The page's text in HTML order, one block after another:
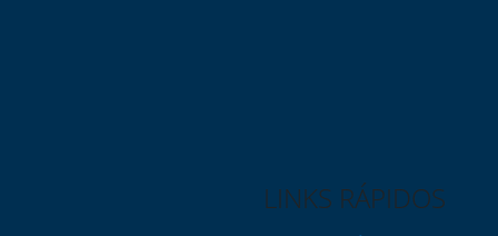
LINKS RÁPIDOS